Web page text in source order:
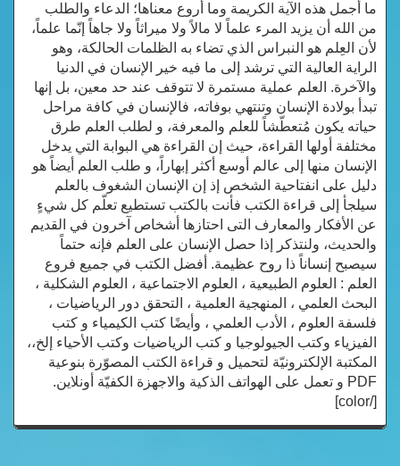
ما أجمل هذه الآية الكريمة وما أروع معناها؛ الدعاء والطلب
من الله أن يزيد المرء علماً لا مالاً ولا ميراثاً ولا جاهاً إنّما علماً،
لأن العِلم هو النبراس الذي تضاء به الظلمات الحالكة، وهو
الراية العالية التي ترشد إلى ما فيه خير الإنسان في الدنيا
والآخرة. العلم عملية مستمرة لا تتوقف عند حد معين، بل إنها
تبدأ بولادة الإنسان وتنتهي بوفاته، فالإنسان في كافة مراحل
حياته يكون مُتعطّشاً للعلم والمعرفة، و لطلب العلم طرق
مختلفة أولها القراءة، حيث إن القراءة هي البوابة التي يدخل
الإنسان منها إلى عالم أوسع أكثر إبهاراً، و طلب العلم أيضاً هو
دليل على انفتاحية الشخص إذ إن الإنسان الشغوف بالعلم
سيلجأ إلى قراءة الكتب فأنت بالكتب تستطيع تعلّم كل شيءٍ
عن الأفكار والمعارف التى احتازها أشخاص آخرون في القديم
والحديث، ولنتذكر إذا حصل الإنسان على العلم فإنه حتماً
سيصبح إنساناً ذا روح عظيمة. أفضل الكتب في جميع فروع
العلم : العلوم الطبيعية ، العلوم الاجتماعية ، العلوم الشكلية ،
البحث العلمي ، المنهجية العلمية ، التحقق دور الرياضيات ،
فلسفة العلوم ، الأدب العلمي ، وأيضًا كتب الكيمياء و كتب
الفيزياء وكتب الجيولوجيا و كتب الرياضيات وكتب الأحياء إلخ،،
المكتبة الإلكترونيّة لتحميل و قراءة الكتب المصوّرة بنوعية
PDF و تعمل على الهواتف الذكية والاجهزة الكفيّة أونلاين.
[/color]